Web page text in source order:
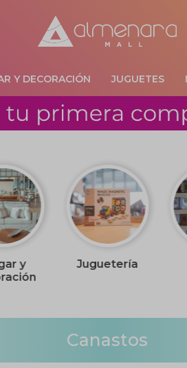
Y DECORACIÓN JUGUETES
y
Juguetería
Canastos